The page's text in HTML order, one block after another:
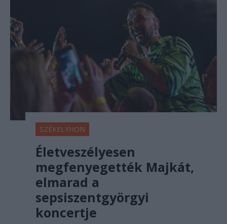
SZÉKELYHON
Életveszélyesen
megfenyegették Majkát,
elmarad a
sepsiszentgyörgyi
koncertje